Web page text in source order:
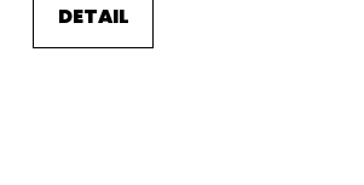
DETAIL